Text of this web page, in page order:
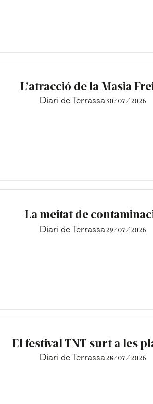
L’atracció de la Masia
Diari de Terrassa30/07/2026
La meitat de
Diari de Terrassa29/07/2026
El festival TNT surt a les
Diari de Terrassa28/07/2026